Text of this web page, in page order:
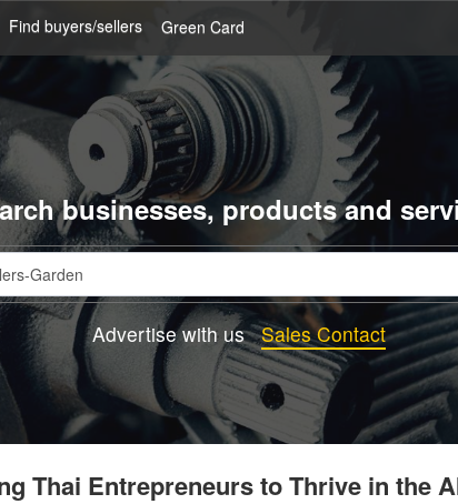
Find buyers/sellers Green Card
businesses, products and
Advertise with usSales Contact
Thai Entrepreneurs to Thrive in the